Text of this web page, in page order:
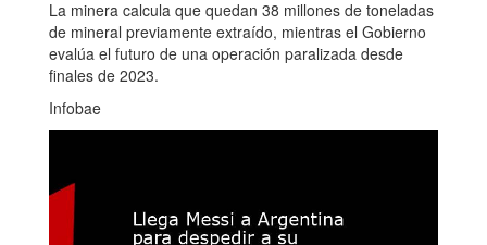
La minera calcula que quedan 38 millones de toneladas
de mineral previamente extraído, mientras el Gobierno
evalúa el futuro de una operación paralizada desde
finales de 2023.
Infobae